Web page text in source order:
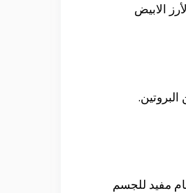
الابيض
مفيد للجسم